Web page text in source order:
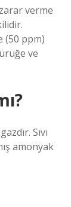
verme
(50 ppm)
ve
Sıvı
amonyak